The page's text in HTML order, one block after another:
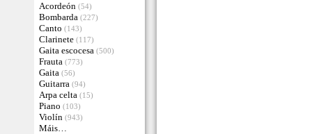
Acordeón (54)
Bombarda (227)
Canto (143)
Clarinete (117)
Gaita escocesa (500)
Frauta (773)
Gaita (56)
Guitarra (94)
Arpa celta (15)
Piano (103)
Violín (943)
Máis…